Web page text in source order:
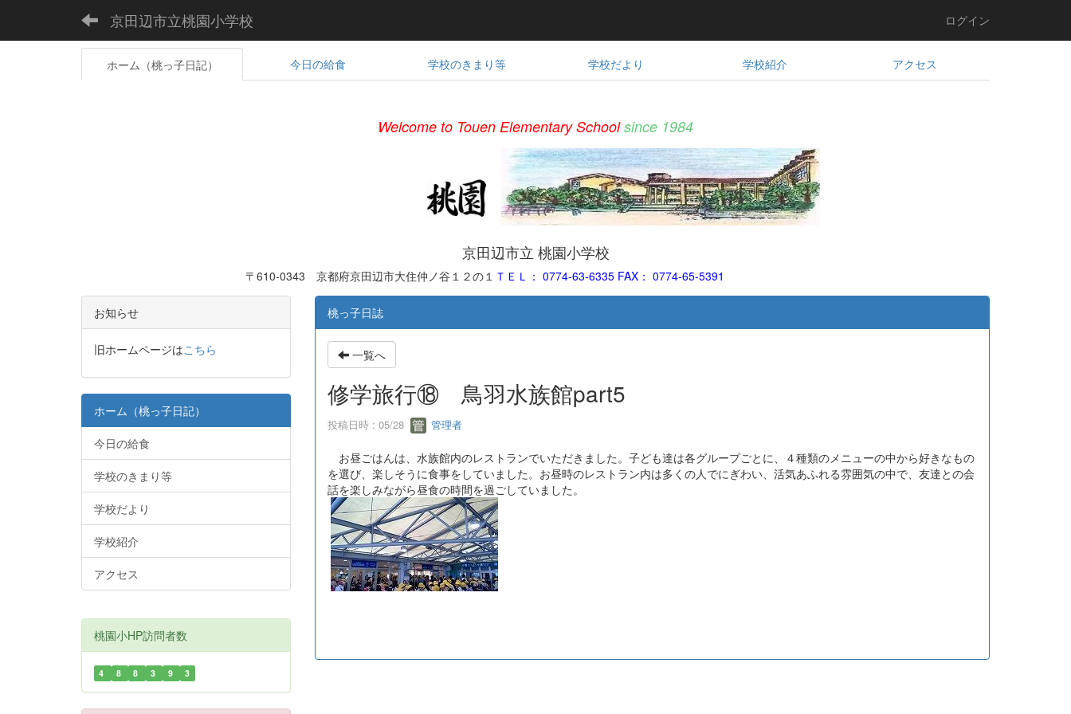
京田辺市立桃園小学校 ログイン
ホーム（桃っ子日記） 今日の給食 学校のきまり等 学校だより 学校紹介 アクセス
Welcome to Touen Elementary School since 1984
京田辺市立 桃園小学校
〒610-0343 京都府京田辺市大住仲ノ谷１２の１ ＴＥＬ： 0774-63-6335 FAX： 0774-65-5391
桃っ子日誌
一覧へ
修学旅行⑱ 鳥羽水族館part5
投稿日時 : 05/28 管理者
お昼ごはんは、水族館内のレストランでいただきました。子ども達は各グループごとに、４種類のメニューの中から好きなもの
を選び、楽しそうに食事をしていました。お昼時のレストラン内は多くの人でにぎわい、活気あふれる雰囲気の中で、友達との会
話を楽しみながら昼食の時間を過ごしていました。
お知らせ
旧ホームページはこちら
ホーム（桃っ子日記）
今日の給食
学校のきまり等
学校だより
学校紹介
アクセス
桃園小HP訪問者数
4 8 8 3 9 3